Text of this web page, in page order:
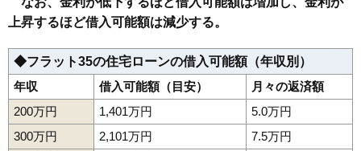
上昇するほど借入可能額は減少する。
◆フラット35の住宅ローンの借入可能額（年収別）
年収
借入可能額（目安）
月々の返済額
200万円
1,401万円
5.0万円
300万円
2,101万円
7.5万円